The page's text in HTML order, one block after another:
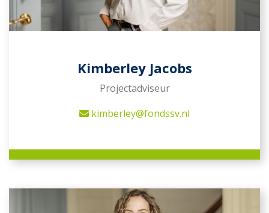
Kimberley Jacobs
Projectadviseur
kimberley@fondssv.nl